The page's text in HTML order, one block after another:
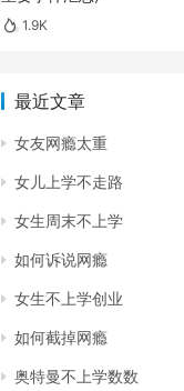
1.9K
最近文章
女友网瘾太重
女儿上学不走路
女生周末不上学
如何诉说网瘾
女生不上学创业
如何截掉网瘾
奥特曼不上学数数